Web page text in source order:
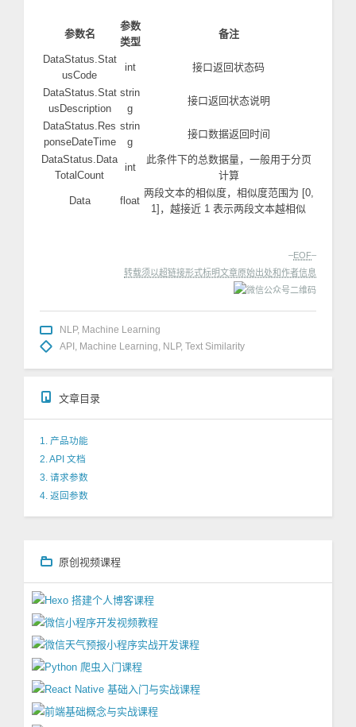
参数名
参数
类型
备注
DataStatus.Stat
usCode
int 接口返回状态码
DataStatus.Stat
usDescription
strin
g
接口返回状态说明
DataStatus.Res
ponseDateTime
strin
g
接口数据返回时间
DataStatus.Data
TotalCount
int
此条件下的总数据量，一般用于分页
计算
Data float
两段文本的相似度，相似度范围为 [0,
1]，越接近 1 表示两段文本越相似
–EOF–
转载须以超链接形式标明文章原始出处和作者信息
NLP, Machine Learning
API Machine Learning NLP, Text Similarity
文章目录
1. 产品功能
2. API 文档
3. 请求参数
4. 返回参数
原创视频课程